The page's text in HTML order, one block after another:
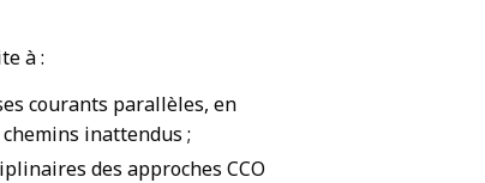
à :
courants parallèles, en
inattendus ;
des approches CCO